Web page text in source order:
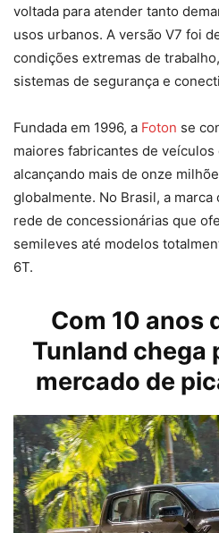
voltada para atender tanto
usos urbanos. A versão V7 foi
condições extremas de
sistemas de segurança e
Fundada em 1996, a Foton se
maiores fabricantes de
alcançando mais de onze
globalmente. No Brasil, a
rede de concessionárias que
semileves até modelos
6T.
Com 10 anos
Tunland chega
mercado de